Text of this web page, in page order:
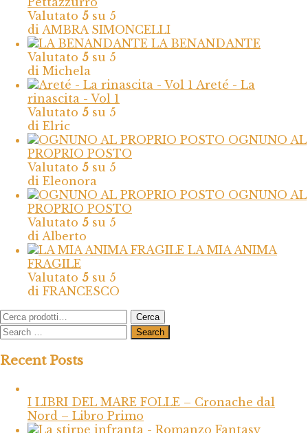
Valutato 5 su 5
di AMBRA SIMONCELLI
LA BENANDANTE
Valutato 5 su 5
di Michela
Areté - La
rinascita - Vol 1
Valutato 5 su 5
di Elric
OGNUNO AL
PROPRIO POSTO
Valutato 5 su 5
di Eleonora
OGNUNO AL
PROPRIO POSTO
Valutato 5 su 5
di Alberto
LA MIA ANIMA
FRAGILE
Valutato 5 su 5
di FRANCESCO
Cerca:
Cerca
Recent Posts
I LIBRI DEL MARE FOLLE – Cronache dal
Nord – Libro Primo